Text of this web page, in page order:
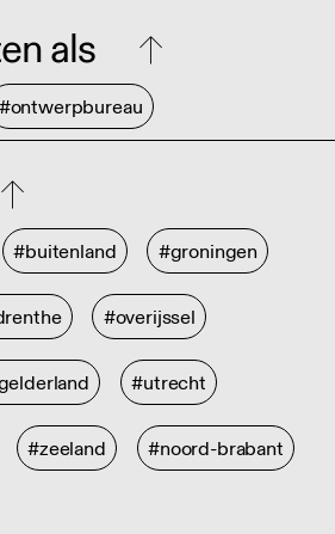
als
#ontwerpbureau
#buitenland #groningen
#overijssel
#utrecht
#zeeland #noord-brabant